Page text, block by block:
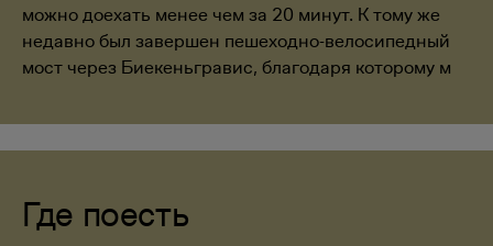
можно доехать менее чем за 20 минут. К тому же
недавно был завершен пешеходно-велосипедный
мост через Биекеньгравис, благодаря которому м
Где поесть